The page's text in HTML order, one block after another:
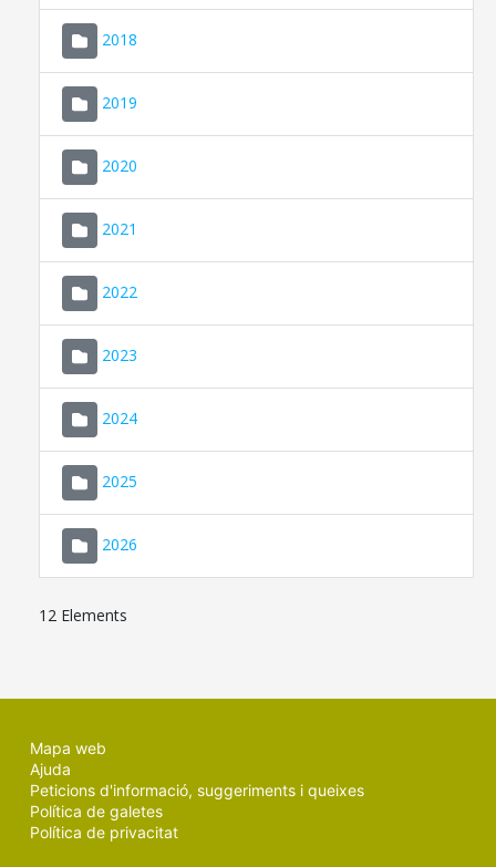
2018
2019
2020
2021
2022
2023
2024
2025
2026
12 Elements
Mapa web
Ajuda
Peticions d'informació, suggeriments i queixes
Política de galetes
Política de privacitat